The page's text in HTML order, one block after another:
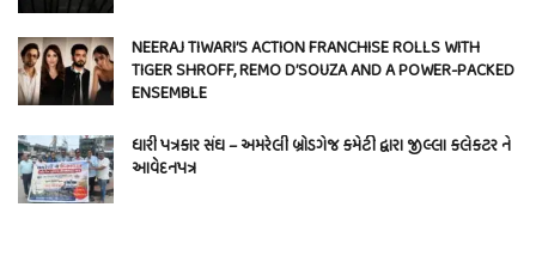
NEERAJ TIWARI’S ACTION FRANCHISE ROLLS WITH
TIGER SHROFF, REMO D’SOUZA AND A POWER-PACKED
ENSEMBLE
ધારી પત્રકાર સંઘ – અમરેલી બ્રોડગેજ કમેટી દ્વારા જીલ્લા કલેકટર ને
આવેદનપત્ર